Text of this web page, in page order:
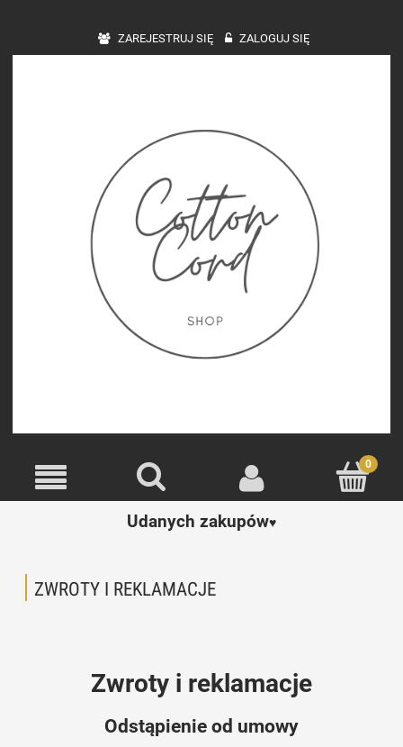
ZAREJESTRUJ SIĘ ZALOGUJ SIĘ
Udanych zakupów♥️
ZWROTY I REKLAMACJE
Zwroty i reklamacje
Odstąpienie od umowy